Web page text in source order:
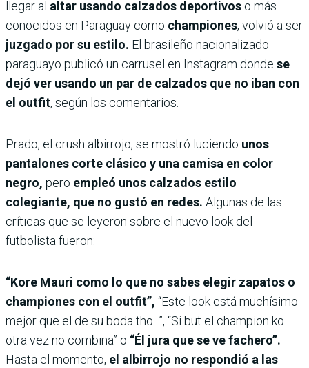
llegar al altar usando calzados deportivos o más
conocidos en Paraguay como championes, volvió a ser
juzgado por su estilo. El brasileño nacionalizado
paraguayo publicó un carrusel en Instagram donde se
dejó ver usando un par de calzados que no iban con
el outfit, según los comentarios.
Prado, el crush albirrojo, se mostró luciendo unos
pantalones corte clásico y una camisa en color
negro, pero empleó unos calzados estilo
colegiante, que no gustó en redes. Algunas de las
críticas que se leyeron sobre el nuevo look del
futbolista fueron:
“Kore Mauri como lo que no sabes elegir zapatos o
championes con el outfit”, “Este look está muchísimo
mejor que el de su boda tho...”, “Si but el champion ko
otra vez no combina” o “Él jura que se ve fachero”.
Hasta el momento, el albirrojo no respondió a las